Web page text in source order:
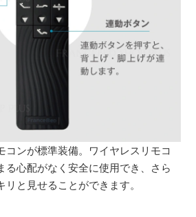
コンが標準装備。ワイヤレスリモコ
る心配がなく安全に使用でき、さら
と見せることができます。